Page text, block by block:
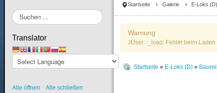
Startseite Galerie E-Loks (D)
Warnung
JUser: :_load: Fehler beim
Startseite » E-Loks (D) »
Suchen
...
Translator
Alle öffnen Alle schließen